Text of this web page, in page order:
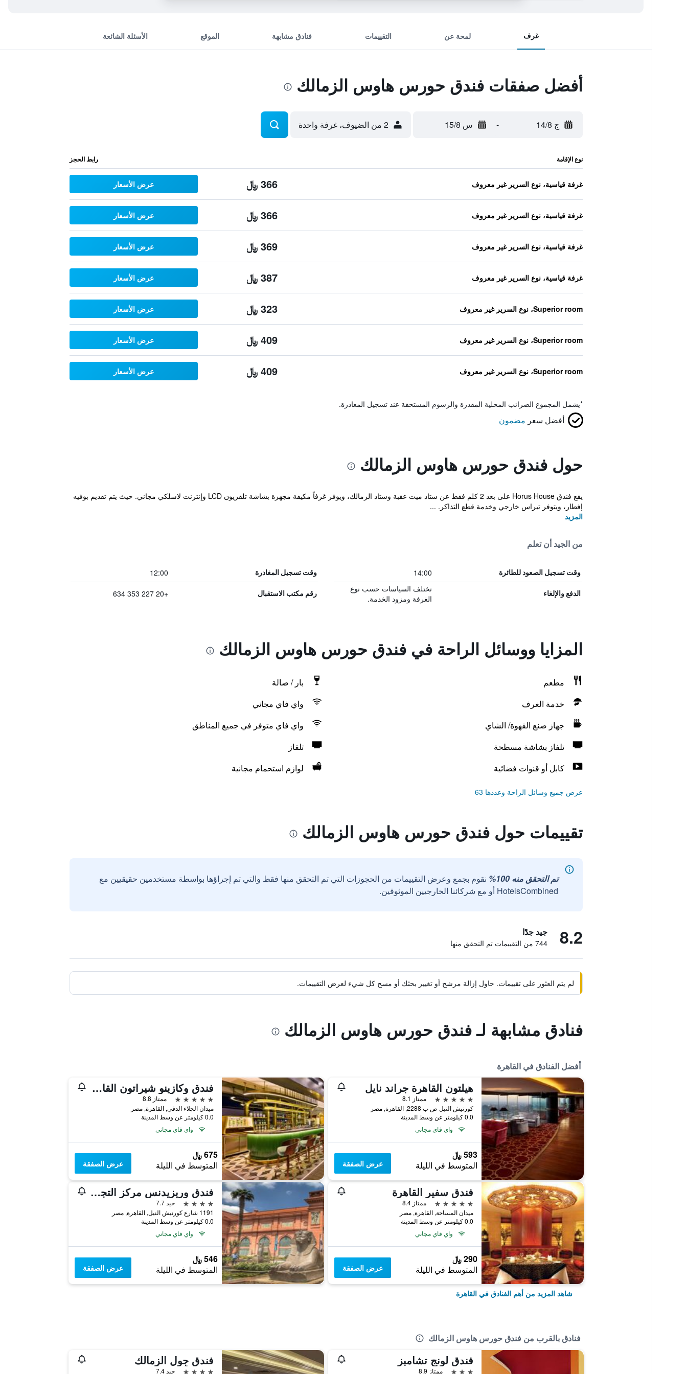
غرف لمحة عن التقييمات فنادق مشابهة الموقع الأسئلة الشائعة
أفضل صفقات فندق حورس هاوس الزمالك
ج 14/8 - س 15/8 2 من الضيوف، غرفة واحدة
نوع الإقامة رابط الحجز
غرفة قياسية، نوع السرير غير معروف 366 ﷼ عرض الأسعار
غرفة قياسية، نوع السرير غير معروف 366 ﷼ عرض الأسعار
غرفة قياسية، نوع السرير غير معروف 369 ﷼ عرض الأسعار
غرفة قياسية، نوع السرير غير معروف 387 ﷼ عرض الأسعار
Superior room، نوع السرير غير معروف 323 ﷼ عرض الأسعار
Superior room، نوع السرير غير معروف 409 ﷼ عرض الأسعار
Superior room، نوع السرير غير معروف 409 ﷼ عرض الأسعار
*يشمل المجموع الضرائب المحلية المقدرة والرسوم المستحقة عند تسجيل المغادرة.
أفضل سعر مضمون
حول فندق حورس هاوس الزمالك
يقع فندق Horus House على بعد 2 كلم فقط عن ستاد ميت عقبة وستاد الزمالك، ويوفر غرفاً مكيفة مجهزة بشاشة تلفزيون LCD وإنترنت لاسلكي مجاني. حيث يتم تقديم بوفيه
إفطار، ويتوفر تيراس خارجي وخدمة قطع التذاكر. ...
المزيد
من الجيد أن تعلم
وقت تسجيل الصعود للطائرة 14:00 وقت تسجيل المغادرة 12:00
الدفع والإلغاء
تختلف السياسات حسب نوع
الغرفة ومزود الخدمة.
رقم مكتب الاستقبال +20 227 353 634
المزايا ووسائل الراحة في فندق حورس هاوس الزمالك
مطعم
بار / صالة
خدمة الغرف
واي فاي مجاني
جهاز صنع القهوة/ الشاي
واي فاي متوفر في جميع المناطق
تلفاز بشاشة مسطحة
تلفاز
كابل أو قنوات فضائية
لوازم استحمام مجانية
عرض جميع وسائل الراحة وعددها 63
تقييمات حول فندق حورس هاوس الزمالك
تم التحقق منه 100%
نقوم بجمع وعرض التقييمات من الحجوزات التي تم التحقق منها فقط والتي تم إجراؤها بواسطة مستخدمين حقيقيين مع
HotelsCombined أو مع شركائنا الخارجيين الموثوقين.
8.2 جيد جدًا
744 من التقييمات تم التحقق منها
لم يتم العثور على تقييمات. حاول إزالة مرشح أو تغيير بحثك أو مسح كل شيء لعرض التقييمات.
فنادق مشابهة لـ فندق حورس هاوس الزمالك
أفضل الفنادق في القاهرة
هيلتون القاهرة جراند نايل
5 نجوم
ممتاز 8.1
كورنيش النيل ص ب 2288, القاهرة, مصر
0.0 كيلومتر عن وسط المدينة
واي فاي مجاني
593 ﷼
المتوسط في الليلة عرض الصفقة
فندق وكازينو شيراتون القاهرة
5 نجوم
ممتاز 8.8
ميدان الجلاء الدقي, القاهرة, مصر
0.0 كيلومتر عن وسط المدينة
واي فاي مجاني
675 ﷼
المتوسط في الليلة عرض الصفقة
فندق سفير القاهرة
5 نجوم
ممتاز 8.4
ميدان المساحة, القاهرة, مصر
0.0 كيلومتر عن وسط المدينة
واي فاي مجاني
290 ﷼
المتوسط في الليلة عرض الصفقة
فندق وريزيدنس مركز التجارة العالمي بالقاهرة
4 نجوم
جيد 7.7
1191 شارع كورنيش النيل, القاهرة, مصر
0.0 كيلومتر عن وسط المدينة
واي فاي مجاني
546 ﷼
المتوسط في الليلة عرض الصفقة
شاهد المزيد من أهم الفنادق في القاهرة
فنادق بالقرب من فندق حورس هاوس الزمالك
فندق لونج تشامبز
3 نجوم ممتاز 8.9
فندق جِول الزمالك
4 نجوم جيد 7.4